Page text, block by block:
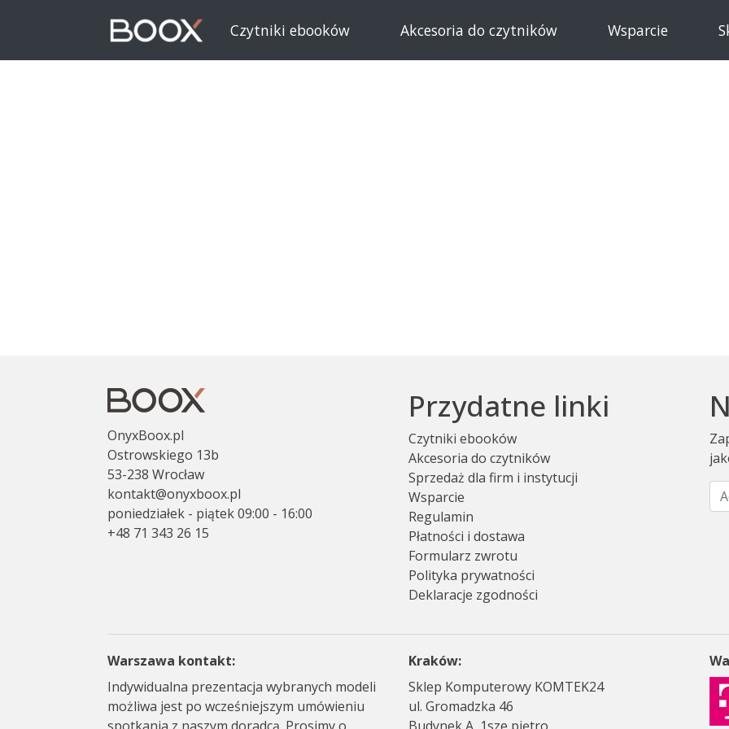
Czytniki ebooków Akcesoria do czytników Wsparcie
OnyxBoox.pl
Ostrowskiego 13b
53-238 Wrocław
kontakt@onyxboox.pl
poniedziałek - piątek 09:00 - 16:00
+48 71 343 26 15
Przydatne linki
Czytniki ebooków
Akcesoria do czytników
Sprzedaż dla firm i instytucji
Wsparcie
Regulamin
Płatności i dostawa
Formularz zwrotu
Polityka prywatności
Deklaracje zgodności
Warszawa kontakt:
Indywidualna prezentacja wybranych modeli
możliwa jest po wcześniejszym umówieniu
Kraków:
Sklep Komputerowy KOMTEK24
ul. Gromadzka 46